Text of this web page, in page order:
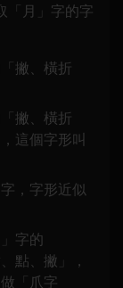
「月」字的字
撇、橫折
撇、橫折
這個字形叫
，字形近似
字的
點、撇」，
「爪字